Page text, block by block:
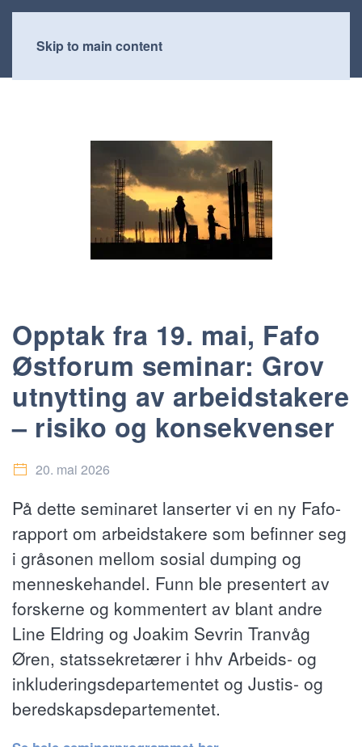
Skip to main content
Opptak fra 19. mai, Fafo
Østforum seminar: Grov
utnytting av arbeidstakere
– risiko og konsekvenser
20. mai 2026
På dette seminaret lanserter vi en ny Fafo-
rapport om arbeidstakere som befinner seg
i gråsonen mellom sosial dumping og
menneskehandel. Funn ble presentert av
forskerne og kommentert av blant andre
Line Eldring og Joakim Sevrin Tranvåg
Øren, statssekretærer i hhv Arbeids- og
inkluderingsdepartementet og Justis- og
beredskapsdepartementet.